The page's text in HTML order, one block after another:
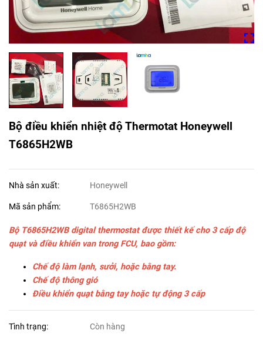
Bộ điều khiển nhiệt độ Thermotat Honeywell
T6865H2WB
Nhà sản xuất: Honeywell
Mã sản phẩm: T6865H2WB
Bộ T6865H2WBdigital thermostat được thiết kế cho 3 cấp độ
quạt và điều khiển van trong FCU, bao gồm:
Chế độ làm lạnh, sưởi, hoặc bằng tay.
Chế độ thông gió
Điều khiển quạt bằng tay hoặc tự động 3 cấp
Tình trạng: Còn hàng